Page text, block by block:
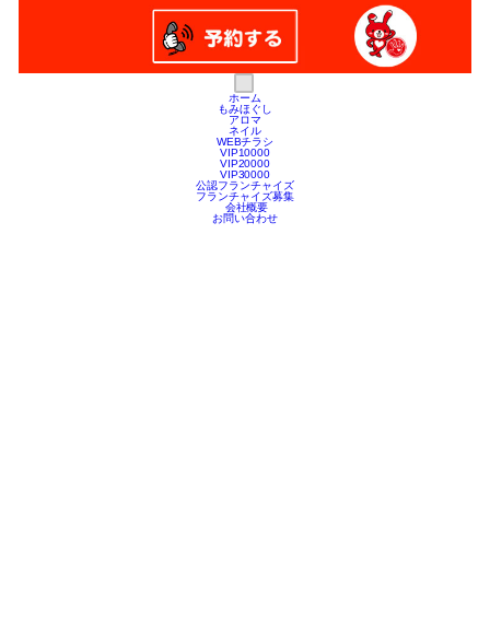
ホーム
もみほぐし
アロマ
ネイル
WEBチラシ
VIP10000
VIP20000
VIP30000
公認フランチャイズ
フランチャイズ募集
会社概要
お問い合わせ